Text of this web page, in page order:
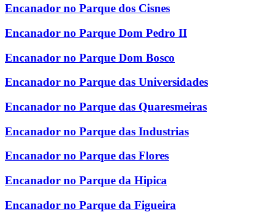
Encanador no Parque dos Cisnes
Encanador no Parque Dom Pedro II
Encanador no Parque Dom Bosco
Encanador no Parque das Universidades
Encanador no Parque das Quaresmeiras
Encanador no Parque das Industrias
Encanador no Parque das Flores
Encanador no Parque da Hipica
Encanador no Parque da Figueira